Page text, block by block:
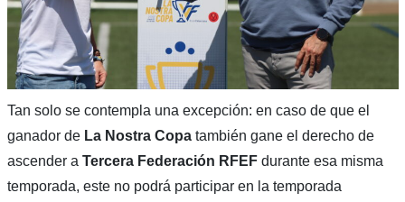
Tan solo se contempla una excepción: en caso de que el
ganador de La Nostra Copatambién gane el derecho de
ascender a Tercera Federación RFEFdurante esa misma
temporada, este no podrá participar en la temporada